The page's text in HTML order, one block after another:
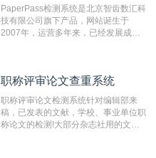
费用少，上手容易，是学生初次论文查
重的推荐系统。
PaperPass检测系统是北京智齿数汇科
技有限公司旗下产品，网站诞生于
2007年，运营多年来，已经发展成为
检测速度快、精度高，市场反映良好。
职称评审论文查重系统
职称评审论文检测系统针对编辑部来
稿，已发表的文献，学校、事业单位职
称论文的检测!大部分杂志社用的文献